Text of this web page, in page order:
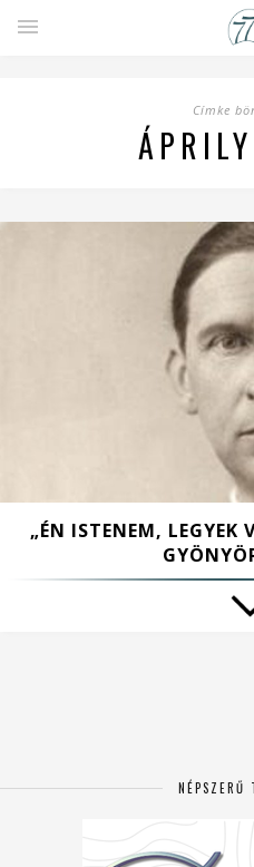
Címke
„ÉN ISTENEM, LEGYEK
NÉPSZERŰ